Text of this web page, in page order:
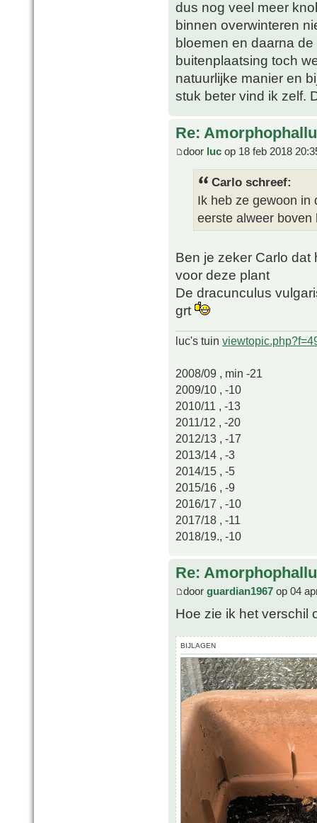
dus nog veel meer
binnen overwinteren
bloemen en daarna
buitenplaatsing toch
natuurlijke manier en
stuk beter vind ik zelf.
Re:
door luc op 18 feb 2018
Carlo schreef:
Ik heb ze gewoon in
eerste alweer boven
Ben je zeker Carlo dat
voor deze plant
De dracunculus
grt
luc's tuin
2008/09 , min -21
2009/10 , -10
2010/11 , -13
2011/12 , -20
2012/13 , -17
2013/14 , -3
2014/15 , -5
2015/16 , -9
2016/17 , -10
2017/18 , -11
2018/19., -10
Re:
door guardian1967 op 04
Hoe zie ik het verschil
BIJLAGEN